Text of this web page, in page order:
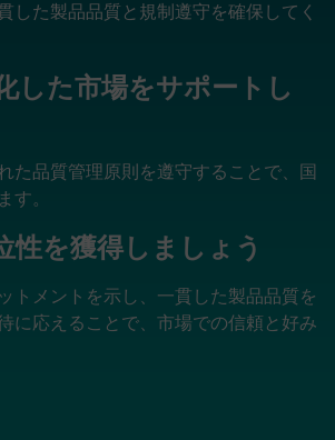
した製品品質と規制遵守を確保してく
した市場をサポートし
た品質管理原則を遵守することで、国
す。
性を獲得しましょう
トメントを示し、一貫した製品品質を
に応えることで、市場での信頼と好み